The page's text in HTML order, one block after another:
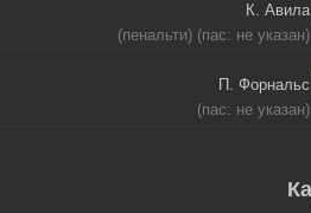
К. Авила
(пенальти) (пас: не указан)
П. Форнальс
(пас: не указан)